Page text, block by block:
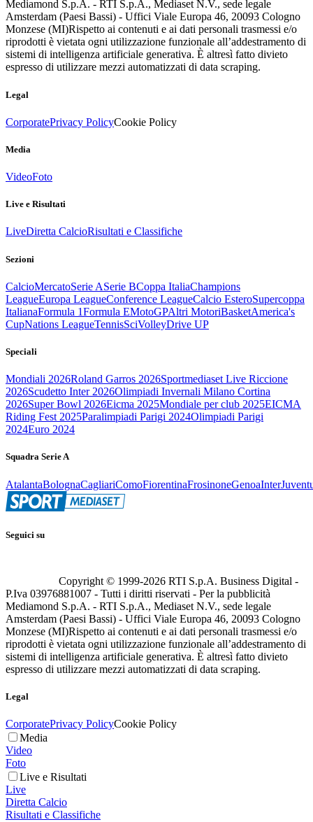
Mediamond S.p.A. - RTI S.p.A., Mediaset N.V., sede legale
Amsterdam (Paesi Bassi) - Uffici Viale Europa 46, 20093 Cologno
Monzese (MI)Rispetto ai contenuti e ai dati personali trasmessi e/o
riprodotti è vietata ogni utilizzazione funzionale all’addestramento di
sistemi di intelligenza artificiale generativa. È altresì fatto divieto
espresso di utilizzare mezzi automatizzati di data scraping.
Legal
CorporatePrivacy PolicyCookie Policy
Media
VideoFoto
Live e Risultati
LiveDiretta CalcioRisultati e Classifiche
Sezioni
CalcioMercatoSerie ASerie BCoppa ItaliaChampions
LeagueEuropa LeagueConference LeagueCalcio EsteroSupercoppa
ItalianaFormula 1Formula EMotoGPAltri MotoriBasketAmerica's
CupNations LeagueTennisSciVolleyDrive UP
Speciali
Mondiali 2026Roland Garros 2026Sportmediaset Live Riccione
2026Scudetto Inter 2026Olimpiadi Invernali Milano Cortina
2026Super Bowl 2026Eicma 2025Mondiale per club 2025EICMA
Riding Fest 2025Paralimpiadi Parigi 2024Olimpiadi Parigi
2024Euro 2024
Squadra Serie A
AtalantaBolognaCagliariComoFiorentinaFrosinoneGenoaInter
Seguici su
Copyright © 1999-2026 RTI S.p.A. Business Digital -
P.Iva 03976881007 - Tutti i diritti riservati - Per la pubblicità
Mediamond S.p.A. - RTI S.p.A., Mediaset N.V., sede legale
Amsterdam (Paesi Bassi) - Uffici Viale Europa 46, 20093 Cologno
Monzese (MI)Rispetto ai contenuti e ai dati personali trasmessi e/o
riprodotti è vietata ogni utilizzazione funzionale all’addestramento di
sistemi di intelligenza artificiale generativa. È altresì fatto divieto
espresso di utilizzare mezzi automatizzati di data scraping.
Legal
CorporatePrivacy PolicyCookie Policy
Media
Video
Foto
Live e Risultati
Live
Diretta Calcio
Risultati e Classifiche